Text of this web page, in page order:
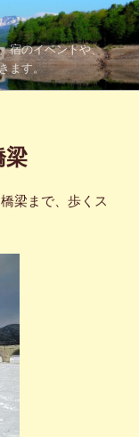
宿のイベントや、
ます。
梁
梁まで、歩くス